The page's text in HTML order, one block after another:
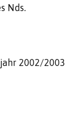
Nds.
2002/2003